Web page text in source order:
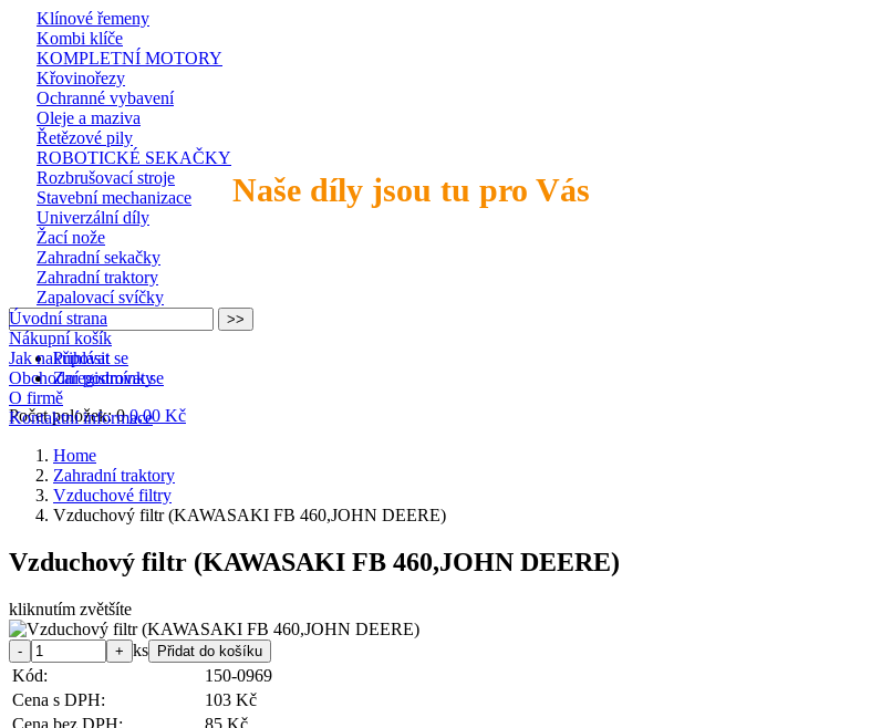
Naše díly jsou tu pro Vás
Klínové řemeny
Kombi klíče
KOMPLETNÍ MOTORY
Křovinořezy
Ochranné vybavení
Oleje a maziva
Řetězové pily
ROBOTICKÉ SEKAČKY
Rozbrušovací stroje
Stavební mechanizace
Univerzální díly
Žací nože
Zahradní sekačky
Zahradní traktory
Zapalovací svíčky
Přihlásit se
Zaregistrovat se
Počet položek: 0 0,00 Kč
Úvodní strana
Nákupní košík
Jak nakupovat
Obchodní podmínky
O firmě
Kontaktní informace
Home
Zahradní traktory
Vzduchové filtry
Vzduchový filtr (KAWASAKI FB 460,JOHN DEERE)
Vzduchový filtr (KAWASAKI FB 460,JOHN DEERE)
kliknutím zvětšíte
ks
Kód:
150-0969
Cena s DPH:
103 Kč
Cena bez DPH:
85 Kč